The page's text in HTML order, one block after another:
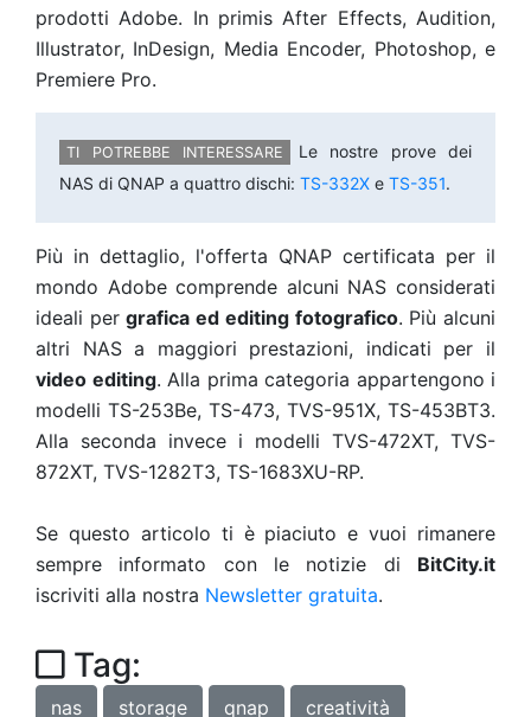
prodotti Adobe. In primis After Effects, Audition,
Illustrator, InDesign, Media Encoder, Photoshop, e
Premiere Pro.
Le nostre prove dei
NAS di QNAP a quattro dischi: TS-332X e TS-351.
Più in dettaglio, l'offerta QNAP certificata per il
mondo Adobe comprende alcuni NAS considerati
ideali pergrafica ed editing fotografico. Più alcuni
altri NAS a maggiori prestazioni, indicati per il
video editing. Alla prima categoria appartengono i
modelli TS-253Be, TS-473, TVS-951X, TS-453BT3.
Alla seconda invece i modelli TVS-472XT, TVS-
872XT, TVS-1282T3, TS-1683XU-RP.
Se questo articolo ti è piaciuto e vuoi rimanere
sempre informato con le notizie di BitCity.it
iscriviti alla nostra Newsletter gratuita.
Tag:
nas storage qnap creatività